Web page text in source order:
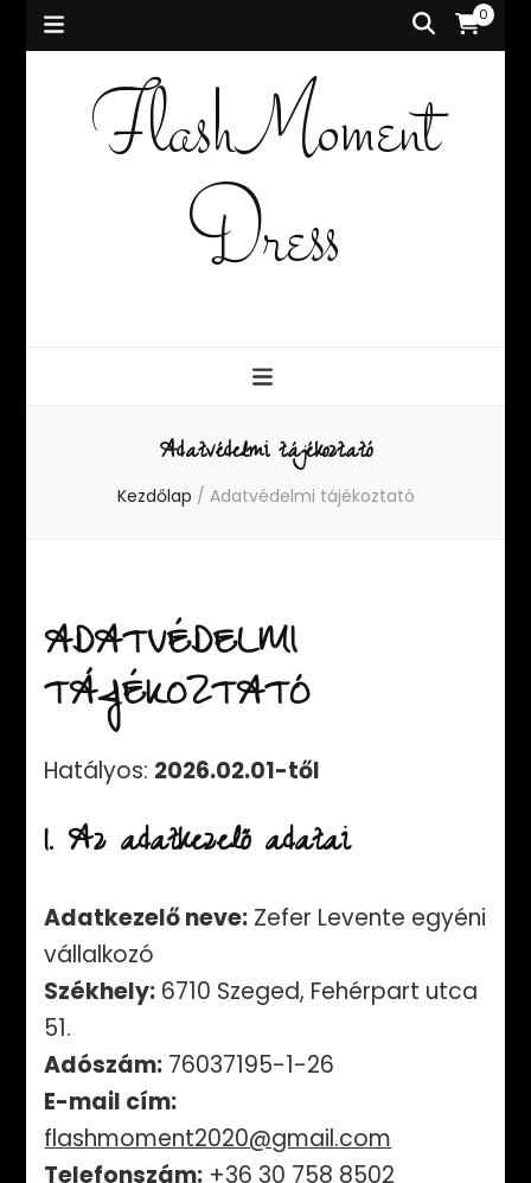
0
FlashMoment
Dress
Adatvédelmi tájékoztató
Kezdőlap / Adatvédelmi tájékoztató
ADATVÉDELMI
TÁJÉKOZTATÓ
Hatályos: 2026.02.01-től
1. Az adatkezelő adatai
Adatkezelő neve: Zefer Levente egyéni
vállalkozó
Székhely: 6710 Szeged, Fehérpart utca
51.
Adószám: 76037195-1-26
E-mail cím:
flashmoment2020@gmail.com
Telefonszám: +36 30 758 8502